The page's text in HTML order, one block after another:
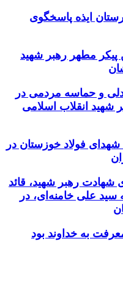
ایذه پاسخگوی
پیکر مطهر رهبر شهید
و حماسه مردمی در
شهید انقلاب اسلامی
فولاد خوزستان در
رهبر شهید، قائد
علی خامنه‌ای، در
به خداوند بود